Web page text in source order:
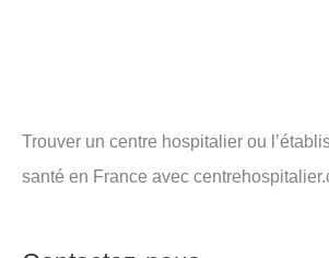
Trouver un centre hospitalier ou
santé en France avec